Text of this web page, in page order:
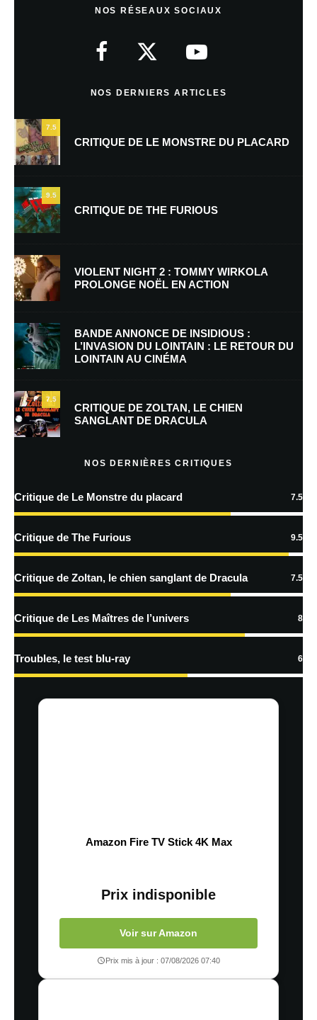
Nom*
E-mail *
Enregistrer mon nom, mon e-mail et mon site dans le navigateur pour
mon prochain commentaire.
Prévenez-moi de tous les nouveaux commentaires par e-mail.
Prévenez-moi de tous les nouveaux articles par e-mail.
En savoir
traitées
NOS RÉSEAUX SOCIAUX
NOS DERNIERS ARTICLES
7.5
CRITIQUE DE LE MONSTRE DU PLACARD
9.5
CRITIQUE DE THE FURIOUS
VIOLENT NIGHT 2 : TOMMY WIRKOLA
PROLONGE NOËL EN ACTION
BANDE ANNONCE DE INSIDIOUS :
L’INVASION DU LOINTAIN : LE RETOUR DU
LOINTAIN AU CINÉMA
7.5
CRITIQUE DE ZOLTAN, LE CHIEN
SANGLANT DE DRACULA
NOS DERNIÈRES CRITIQUES
Critique de Le Monstre du placard 7.5
Critique de The Furious 9.5
Critique de Zoltan, le chien sanglant de Dracula 7.5
Critique de Les Maîtres de l’univers 8
Troubles, le test blu-ray 6
Amazon Fire TV Stick 4K Max
Prix indisponible
Voir sur Amazon
Prix mis à jour : 07/08/2026 07:40